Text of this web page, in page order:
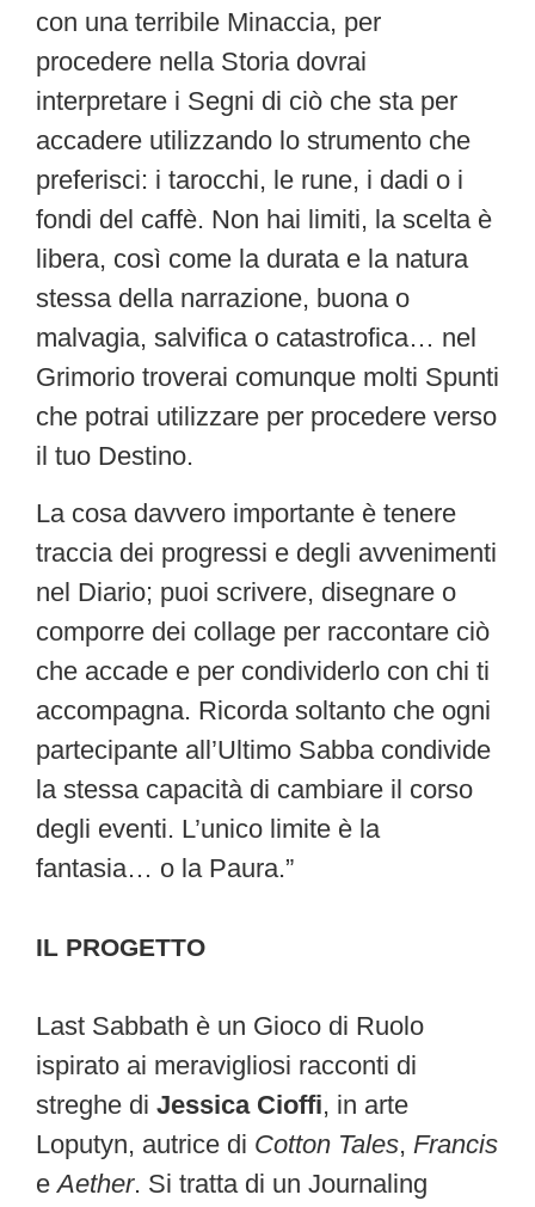
con una terribile Minaccia, per
procedere nella Storia dovrai
interpretare i Segni di ciò che sta per
accadere utilizzando lo strumento che
preferisci: i tarocchi, le rune, i dadi o i
fondi del caffè. Non hai limiti, la scelta è
libera, così come la durata e la natura
stessa della narrazione, buona o
malvagia, salvifica o catastrofica… nel
Grimorio troverai comunque molti Spunti
che potrai utilizzare per procedere verso
il tuo Destino.
La cosa davvero importante è tenere
traccia dei progressi e degli avvenimenti
nel Diario; puoi scrivere, disegnare o
comporre dei collage per raccontare ciò
che accade e per condividerlo con chi ti
accompagna. Ricorda soltanto che ogni
partecipante all’Ultimo Sabba condivide
la stessa capacità di cambiare il corso
degli eventi. L’unico limite è la
fantasia… o la Paura.”
IL PROGETTO
Last Sabbath è un Gioco di Ruolo
ispirato ai meravigliosi racconti di
streghe di Jessica Cioffi, in arte
Loputyn, autrice di Cotton Tales, Francis
eAether. Si tratta di un Journaling